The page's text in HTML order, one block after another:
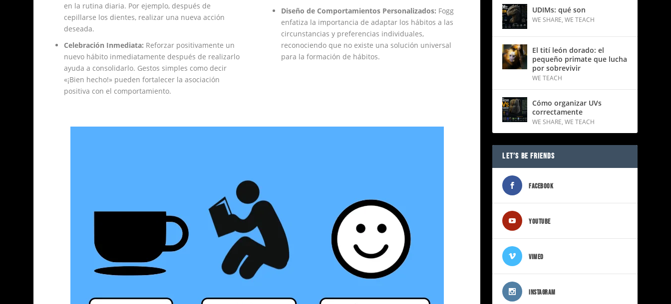
en la rutina diaria. Por ejemplo, después de
cepillarse los dientes, realizar una nueva acción
deseada.
Celebración Inmediata: Reforzar positivamente un
nuevo hábito inmediatamente después de realizarlo
ayuda a consolidarlo. Gestos simples como decir
«¡Bien hecho!» pueden fortalecer la asociación
positiva con el comportamiento.
Diseño de Comportamientos Personalizados: Fogg
enfatiza la importancia de adaptar los hábitos a las
circunstancias y preferencias individuales,
reconociendo que no existe una solución universal
para la formación de hábitos.
UDIMs: qué son
WE SHARE,WE TEACH
El tití león dorado: el
pequeño primate que lucha
por sobrevivir
WE TEACH
Cómo organizar UVs
correctamente
WE SHARE,WE TEACH
LET’S BE FRIENDS
FACEBOOK
YOUTUBE
VIMEO
INSTAGRAM